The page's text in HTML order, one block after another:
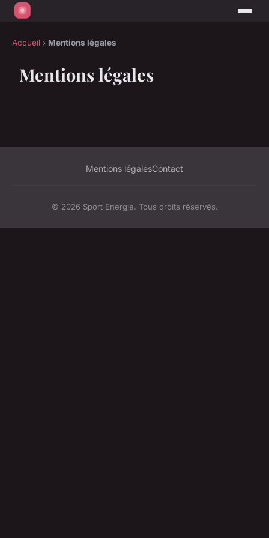
Accueil › Mentions légales
Mentions légales
Mentions légalesContact
© 2026 Sport Energie. Tous droits réservés.